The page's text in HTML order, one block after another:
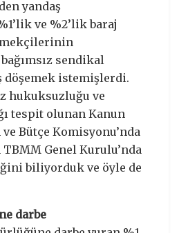
yandaş
ve %2’lik baraj
sendikal
döşemek istemişlerdi.
hukuksuzluğu ve
tespit olunan Kanun
Bütçe Komisyonu’nda
Genel Kurulu’nda
biliyorduk ve öyle de
darbe